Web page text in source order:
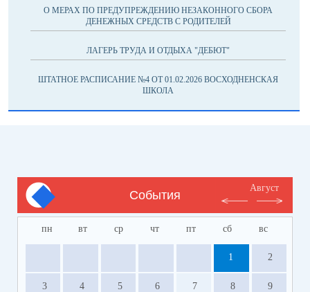
О МЕРАХ ПО ПРЕДУПРЕЖДЕНИЮ НЕЗАКОННОГО СБОРА
ДЕНЕЖНЫХ СРЕДСТВ С РОДИТЕЛЕЙ
ЛАГЕРЬ ТРУДА И ОТДЫХА "ДЕБЮТ"
ШТАТНОЕ РАСПИСАНИЕ №4 ОТ 01.02.2026 ВОСХОДНЕНСКАЯ
ШКОЛА
События
Август
пн вт ср чт пт сб вс
1 2
3 4 5 6 7 8 9